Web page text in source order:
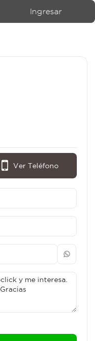
Ingresar
Ver Teléfono
Vara: